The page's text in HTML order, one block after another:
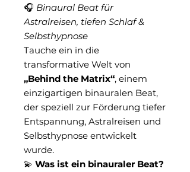
🎧 Binaural Beat für
Astralreisen, tiefen Schlaf &
Selbsthypnose
Tauche ein in die
transformative Welt von
„Behind the Matrix“, einem
einzigartigen binauralen Beat,
der speziell zur Förderung tiefer
Entspannung, Astralreisen und
Selbsthypnose entwickelt
wurde.
💫 Was ist ein binauraler Beat?